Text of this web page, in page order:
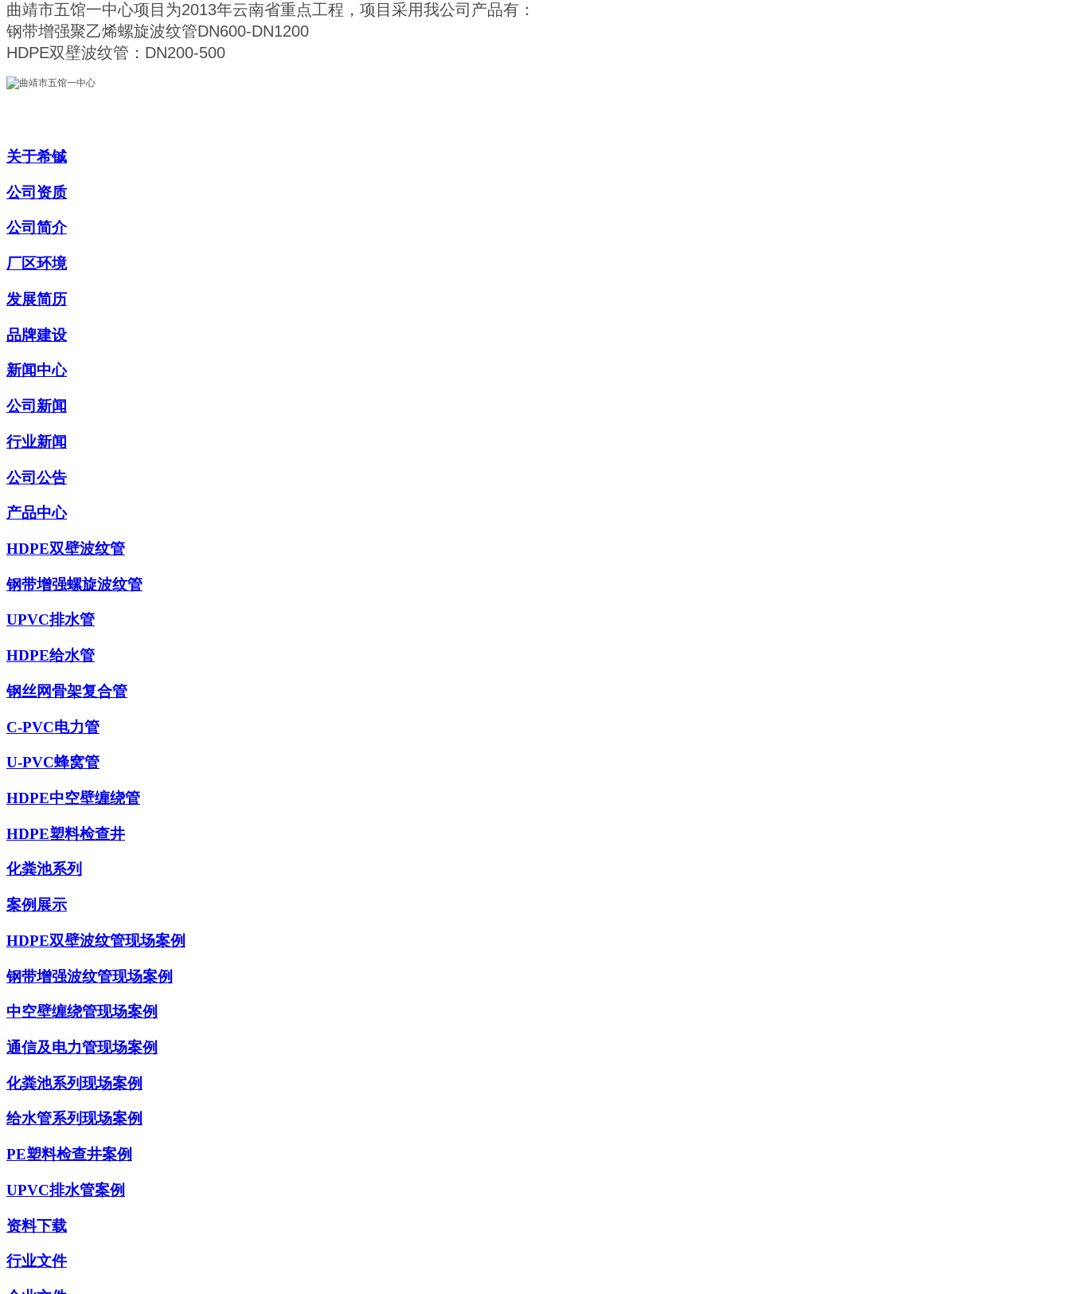
曲靖市五馆一中心项目为2013年云南省重点工程，项目采用我公司产品有：
钢带增强聚乙烯螺旋波纹管DN600-DN1200
HDPE双壁波纹管：DN200-500
关于希铖
公司资质
公司简介
厂区环境
发展简历
品牌建设
新闻中心
公司新闻
行业新闻
公司公告
产品中心
HDPE双壁波纹管
钢带增强螺旋波纹管
UPVC排水管
HDPE给水管
钢丝网骨架复合管
C-PVC电力管
U-PVC蜂窝管
HDPE中空壁缠绕管
HDPE塑料检查井
化粪池系列
案例展示
HDPE双壁波纹管现场案例
钢带增强波纹管现场案例
中空壁缠绕管现场案例
通信及电力管现场案例
化粪池系列现场案例
给水管系列现场案例
PE塑料检查井案例
UPVC排水管案例
资料下载
行业文件